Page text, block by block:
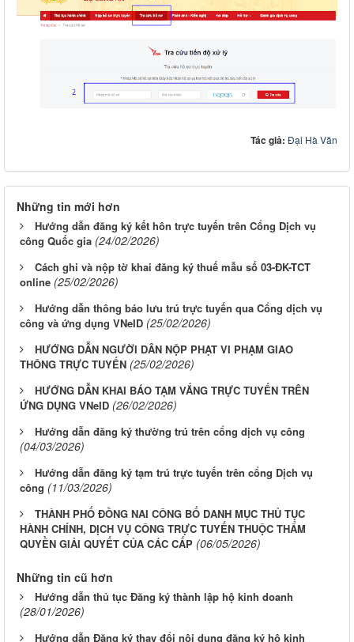
Tác giả: Đại Hà Văn
Những tin mới hơn
Hướng dẫn đăng ký kết hôn trực tuyến trên Cổng Dịch vụ
công Quốc gia (24/02/2026)
Cách ghi và nộp tờ khai đăng ký thuế mẫu số 03-ĐK-TCT
online (25/02/2026)
Hướng dẫn thông báo lưu trú trực tuyến qua Cổng dịch vụ
công và ứng dụng VNeID (25/02/2026)
HƯỚNG DẪN NGƯỜI DÂN NỘP PHẠT VI PHẠM GIAO
THÔNG TRỰC TUYẾN (25/02/2026)
HƯỚNG DẪN KHAI BÁO TẠM VẮNG TRỰC TUYẾN TRÊN
ỨNG DỤNG VNeID (26/02/2026)
Hướng dẫn đăng ký thường trú trên cổng dịch vụ công
(04/03/2026)
Hướng dẫn đăng ký tạm trú trực tuyến trên cổng Dịch vụ
công (11/03/2026)
THÀNH PHỐ ĐỒNG NAI CÔNG BỐ DANH MỤC THỦ TỤC
HÀNH CHÍNH, DỊCH VỤ CÔNG TRỰC TUYẾN THUỘC THẨM
QUYỀN GIẢI QUYẾT CỦA CÁC CẤP (06/05/2026)
Những tin cũ hơn
Hướng dẫn thủ tục Đăng ký thành lập hộ kinh doanh
(28/01/2026)
Hướng dẫn Đăng ký thay đổi nội dung đăng ký hộ kinh